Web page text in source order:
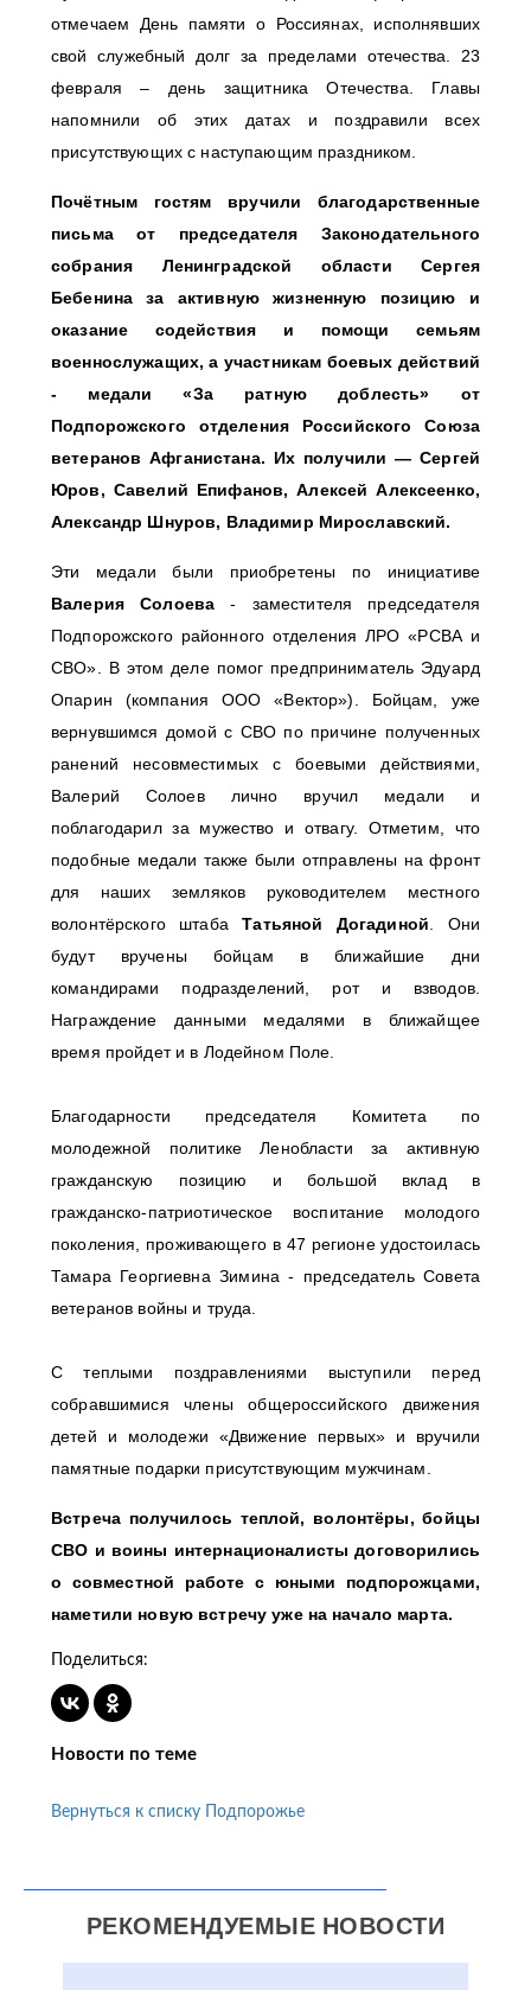
отмечаем День памяти о Россиянах, исполнявших
свой служебный долг за пределами отечества. 23
февраля – день защитника Отечества. Главы
напомнили об этих датах и поздравили всех
присутствующих с наступающим праздником.
Почётным гостям вручили благодарственные
письма от председателя Законодательного
собрания Ленинградской области Сергея
Бебенина за активную жизненную позицию и
оказание содействия и помощи семьям
военнослужащих, а участникам боевых действий
- медали «За ратную доблесть» от
Подпорожского отделения Российского Союза
ветеранов Афганистана. Их получили — Сергей
Юров, Савелий Епифанов, Алексей Алексеенко,
Александр Шнуров, Владимир Мирославский.
Эти медали были приобретены по инициативе
Валерия Солоева - заместителя председателя
Подпорожского районного отделения ЛРО «РСВА и
СВО». В этом деле помог предприниматель Эдуард
Опарин (компания ООО «Вектор»). Бойцам, уже
вернувшимся домой с СВО по причине полученных
ранений несовместимых с боевыми действиями,
Валерий Солоев лично вручил медали и
поблагодарил за мужество и отвагу. Отметим, что
подобные медали также были отправлены на фронт
для наших земляков руководителем местного
волонтёрского штабаТатьяной Догадиной . Они
будут вручены бойцам в ближайшие дни
командирами подразделений, рот и взводов.
Награждение данными медалями в ближайщее
время пройдет и в Лодейном Поле.
Благодарности председателя Комитета по
молодежной политике Ленобласти за активную
гражданскую позицию и большой вклад в
гражданско-патриотическое воспитание молодого
поколения, проживающего в 47 регионе удостоилась
Тамара Георгиевна Зимина - председатель Совета
ветеранов войны и труда.
С теплыми поздравлениями выступили перед
собравшимися члены общероссийского движения
детей и молодежи «Движение первых» и вручили
памятные подарки присутствующим мужчинам.
Встреча получилось теплой, волонтёры, бойцы
СВО и воины интернационалисты договорились
о совместной работе с юными подпорожцами,
наметили новую встречу уже на начало марта.
Поделиться:
Новости по теме
Вернуться к списку Подпорожье
РЕКОМЕНДУЕМЫЕ НОВОСТИ